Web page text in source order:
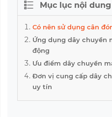
Mục lục nội dung
Có nên sử dụng cân
Ứng dụng dây chuyền
động
Ưu điểm dây chuyền
Đơn vị cung cấp dây
uy tín